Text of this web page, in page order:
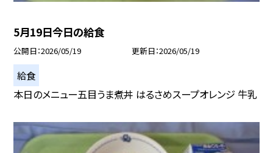
5月19日今日の給食
公開日 2026/05/19 更新日 2026/05/19
給食
本日のメニュー五目うま煮丼 はるさめスープオレンジ 牛乳